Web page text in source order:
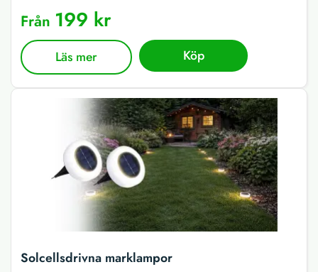
Från 199 kr
Läs mer Köp
Solcellsdrivna marklampor